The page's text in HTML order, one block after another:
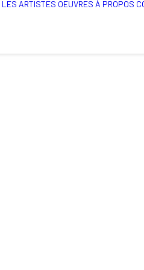
LES ARTISTES OEUVRES À PROPOS